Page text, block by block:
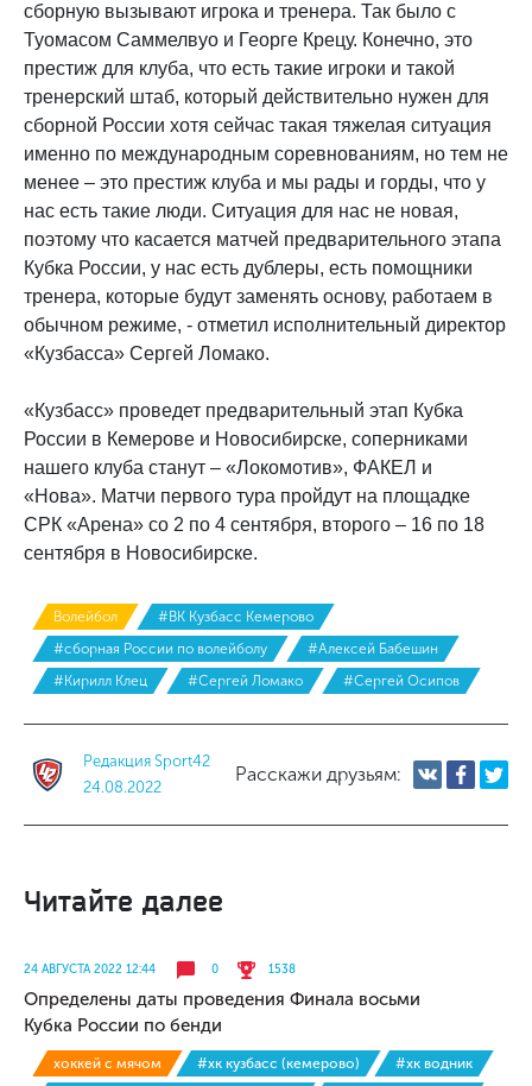
сборную вызывают игрока и тренера. Так было с
Туомасом Саммелвуо и Георге Крецу. Конечно, это
престиж для клуба, что есть такие игроки и такой
тренерский штаб, который действительно нужен для
сборной России хотя сейчас такая тяжелая ситуация
именно по международным соревнованиям, но тем не
менее – это престиж клуба и мы рады и горды, что у
нас есть такие люди. Ситуация для нас не новая,
поэтому что касается матчей предварительного этапа
Кубка России, у нас есть дублеры, есть помощники
тренера, которые будут заменять основу, работаем в
обычном режиме, - отметил исполнительный директор
«Кузбасса» Сергей Ломако.
«Кузбасс» проведет предварительный этап Кубка
России в Кемерове и Новосибирске, соперниками
нашего клуба станут – «Локомотив», ФАКЕЛ и
«Нова». Матчи первого тура пройдут на площадке
СРК «Арена» со 2 по 4 сентября, второго – 16 по 18
сентября в Новосибирске.
Волейбол
#ВК Кузбасс Кемерово
#сборная России по волейболу
#Алексей Бабешин
#Кирилл Клец
#Сергей Ломако #Сергей Осипов
Редакция Sport42
24.08.2022
Расскажи друзьям:
Читайте далее
24 АВГУСТА 2022 12:44 0 1538
Определены даты проведения Финала восьми
Кубка России по бенди
хоккей с мячом #хк кузбасс (кемерово)
#хк водник